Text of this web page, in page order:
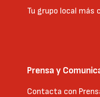
Tu grupo local más
Prensa y
Contacta con